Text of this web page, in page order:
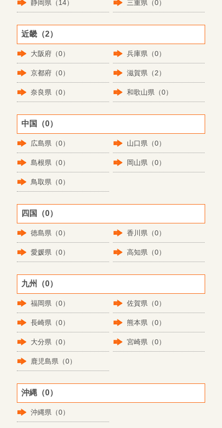
静岡県（14） 三重県（0）
近畿（2）
大阪府（0） 兵庫県（0）
京都府（0） 滋賀県（2）
奈良県（0） 和歌山県（0）
中国（0）
広島県（0） 山口県（0）
島根県（0） 岡山県（0）
鳥取県（0）
四国（0）
徳島県（0） 香川県（0）
愛媛県（0） 高知県（0）
九州（0）
福岡県（0） 佐賀県（0）
長崎県（0） 熊本県（0）
大分県（0） 宮崎県（0）
鹿児島県（0）
沖縄（0）
沖縄県（0）